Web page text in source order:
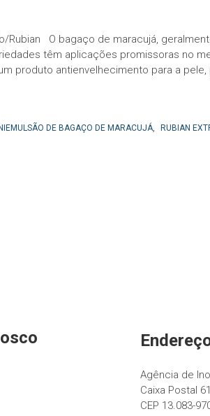
Rubian O bagaço de maracujá,
têm aplicações promissoras no
produto antienvelhecimento para a
DE BAGAÇO DE MARACUJÁ, RUBIAN
Agência de
Caixa Postal
CEP 13.083-